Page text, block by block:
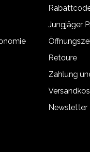
Jungjäger
Retoure
Zahlung
Newsletter